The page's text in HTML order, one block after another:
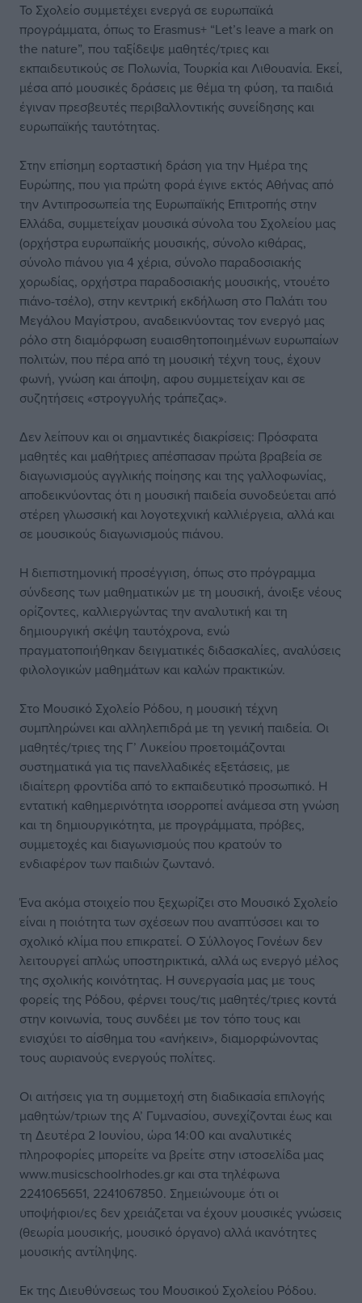
Το Σχολείο συμμετέχει ενεργά σε ευρωπαϊκά
προγράμματα, όπως το Erasmus+ “Let’s leave a mark on
the nature”, που ταξίδεψε μαθητές/τριες και
εκπαιδευτικούς σε Πολωνία, Τουρκία και Λιθουανία. Εκεί,
μέσα από μουσικές δράσεις με θέμα τη φύση, τα παιδιά
έγιναν πρεσβευτές περιβαλλοντικής συνείδησης και
ευρωπαϊκής ταυτότητας.
Στην επίσημη εορταστική δράση για την Ημέρα της
Ευρώπης, που για πρώτη φορά έγινε εκτός Αθήνας από
την Αντιπροσωπεία της Ευρωπαϊκής Επιτροπής στην
Ελλάδα, συμμετείχαν μουσικά σύνολα του Σχολείου μας
(ορχήστρα ευρωπαϊκής μουσικής, σύνολο κιθάρας,
σύνολο πιάνου για 4 χέρια, σύνολο παραδοσιακής
χορωδίας, ορχήστρα παραδοσιακής μουσικής, ντουέτο
πιάνο-τσέλο), στην κεντρική εκδήλωση στο Παλάτι του
Μεγάλου Μαγίστρου, αναδεικνύοντας τον ενεργό μας
ρόλο στη διαμόρφωση ευαισθητοποιημένων ευρωπαίων
πολιτών, που πέρα από τη μουσική τέχνη τους, έχουν
φωνή, γνώση και άποψη, αφου συμμετείχαν και σε
συζητήσεις «στρογγυλής τράπεζας».
Δεν λείπουν και οι σημαντικές διακρίσεις: Πρόσφατα
μαθητές και μαθήτριες απέσπασαν πρώτα βραβεία σε
διαγωνισμούς αγγλικής ποίησης και της γαλλοφωνίας,
αποδεικνύοντας ότι η μουσική παιδεία συνοδεύεται από
στέρεη γλωσσική και λογοτεχνική καλλιέργεια, αλλά και
σε μουσικούς διαγωνισμούς πιάνου.
Η διεπιστημονική προσέγγιση, όπως στο πρόγραμμα
σύνδεσης των μαθηματικών με τη μουσική, άνοιξε νέους
ορίζοντες, καλλιεργώντας την αναλυτική και τη
δημιουργική σκέψη ταυτόχρονα, ενώ
πραγματοποιήθηκαν δειγματικές διδασκαλίες, αναλύσεις
φιλολογικών μαθημάτων και καλών πρακτικών.
Στο Μουσικό Σχολείο Ρόδου, η μουσική τέχνη
συμπληρώνει και αλληλεπιδρά με τη γενική παιδεία. Οι
μαθητές/τριες της Γ’ Λυκείου προετοιμάζονται
συστηματικά για τις πανελλαδικές εξετάσεις, με
ιδιαίτερη φροντίδα από το εκπαιδευτικό προσωπικό. Η
εντατική καθημερινότητα ισορροπεί ανάμεσα στη γνώση
και τη δημιουργικότητα, με προγράμματα, πρόβες,
συμμετοχές και διαγωνισμούς που κρατούν το
ενδιαφέρον των παιδιών ζωντανό.
Ένα ακόμα στοιχείο που ξεχωρίζει στο Μουσικό Σχολείο
είναι η ποιότητα των σχέσεων που αναπτύσσει και το
σχολικό κλίμα που επικρατεί. Ο Σύλλογος Γονέων δεν
λειτουργεί απλώς υποστηρικτικά, αλλά ως ενεργό μέλος
της σχολικής κοινότητας. Η συνεργασία μας με τους
φορείς της Ρόδου, φέρνει τους/τις μαθητές/τριες κοντά
στην κοινωνία, τους συνδέει με τον τόπο τους και
ενισχύει το αίσθημα του «ανήκειν», διαμορφώνοντας
τους αυριανούς ενεργούς πολίτες.
Οι αιτήσεις για τη συμμετοχή στη διαδικασία επιλογής
μαθητών/τριων της Α’ Γυμνασίου, συνεχίζονται έως και
τη Δευτέρα 2 Ιουνίου, ώρα 14:00 και αναλυτικές
πληροφορίες μπορείτε να βρείτε στην ιστοσελίδα μας
www.musicschoolrhodes.gr και στα τηλέφωνα
2241065651, 2241067850. Σημειώνουμε ότι οι
υποψήφιοι/ες δεν χρειάζεται να έχουν μουσικές γνώσεις
(θεωρία μουσικής, μουσικό όργανο) αλλά ικανότητες
μουσικής αντίληψης.
Εκ της Διευθύνσεως του Μουσικού Σχολείου Ρόδου.